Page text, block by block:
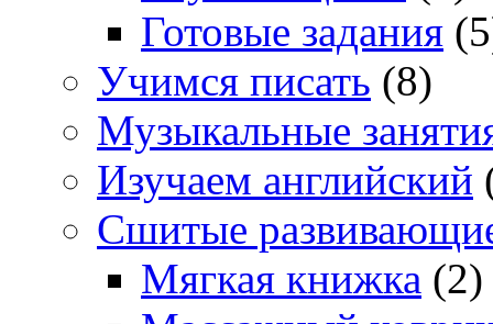
Готовые задания
Учимся писать (8)
Музыкальные
Изучаем английский
Сшитые
Мягкая книжка (2)